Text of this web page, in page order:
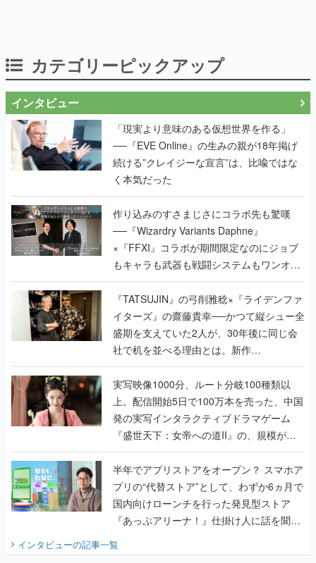
カテゴリーピックアップ
インタビュー
「現実より意味のある仮想世界を作る」
──『EVE Online』の生みの親が18年掲げ
続ける”クレイジーな宣言”は、比喩ではな
く本気だった
作り込みのすさまじさにコラボ先も驚嘆
──『Wizardry Variants Daphne』
×『FFXI』コラボが期間限定なのにジョブ
もキャラも武器も戦闘システムもワンオフ
で作り込まれた理由を両ディレクターに聞
く
『TATSUJIN』の弓削雅稔×『ライデンファ
イターズ』の齋藤貴幸──かつて縦シュー全
盛期を支えていた2人が、30年後に同じ会
社で机を並べる理由とは。新作
『TATSUJIN EXTREME』で初タッグを組
んだレジェンド2人に訊く開発秘話
実写映像1000分、ルート分岐100種類以
上。配信開始5日で100万本を売った、中国
発の実写インタラクティブドラマゲーム
『盛世天下：女帝への道II』の、規模が違
うこだわりをプロデューサーに聞いた
半年でアプリストアをオープン？ スマホア
プリの“代替ストア”として、わずか6ヵ月で
国内向けローンチを行った発見型ストア
『あっぷアリーナ！』仕掛け人に話を聞い
てみた
インタビューの記事一覧